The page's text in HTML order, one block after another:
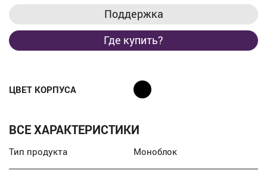
Поддержка
Где купить?
ЦВЕТ КОРПУСА
ВСЕ ХАРАКТЕРИСТИКИ
Тип продукта Моноблок